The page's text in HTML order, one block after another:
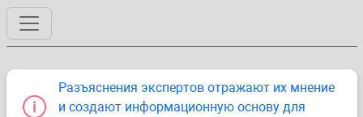
Разъяснения экспертов отражают их мнение
и создают информационную основу для